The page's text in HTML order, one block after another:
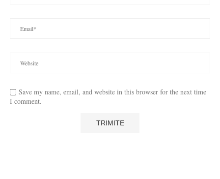
Save my name, email, and website in this browser for the next time
I comment.